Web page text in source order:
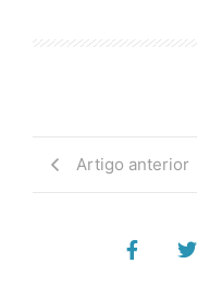
Artigo anterior